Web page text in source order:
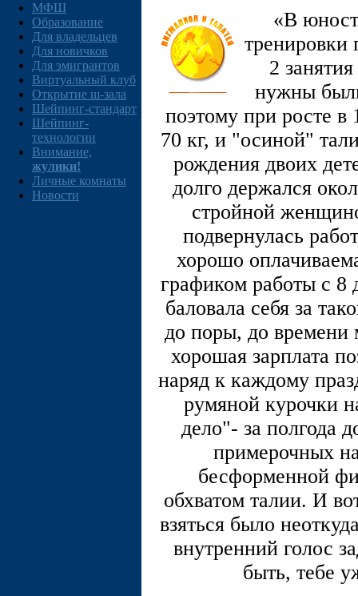
МФШ
Образование
Для владельцев
Для новичков
Для эмигрантов
Виртуальный клуб
Открытие ш-зала
Шейпинг-стандарт
Шейпинг-
технологии
Внимание,
жулики!
Личные комнаты
Новости
«В
тренировки
2
нужны
поэтому при росте в
70 кг, и "осиной"
рождения двоих
долго держался
стройной
подвернулась
хорошо
графиком работы с 8
баловала себя за
до поры, до времени
хорошая зарплата
наряд к каждому
румяной курочки
дело"- за полгода
примерочных
бесформенной
обхватом талии. И
взяться было
внутренний голос
быть, тебе